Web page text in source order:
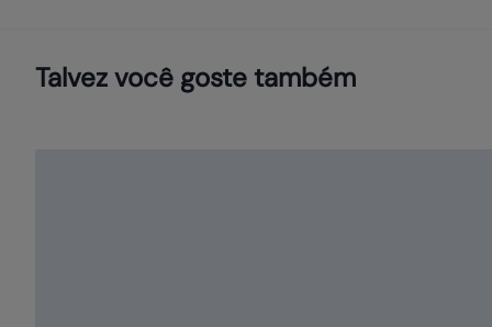
Talvez você goste também